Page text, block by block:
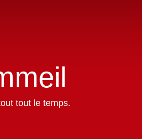
entend tout tout